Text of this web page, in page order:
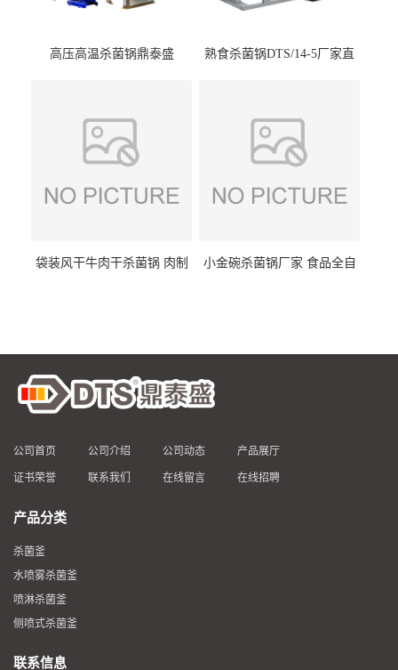
高压高温杀菌锅鼎泰盛
熟食杀菌锅DTS/14-5厂家直
袋装风干牛肉干杀菌锅 肉制
小金碗杀菌锅厂家 食品全自
公司首页 公司介绍 公司动态 产品展厅
证书荣誉 联系我们 在线留言 在线招聘
产品分类
杀菌釜
水喷雾杀菌釜
喷淋杀菌釜
侧喷式杀菌釜
联系信息